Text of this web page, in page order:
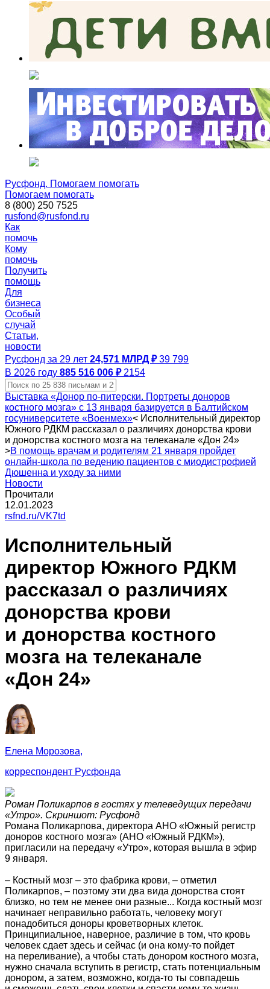
Русфонд. Помогаем помогать
Помогаем помогать
8 (800) 250 7525
rusfond@rusfond.ru
Как
помочь
Кому
помочь
Получить
помощь
Для
бизнеса
Особый
случай
Статьи,
новости
Русфонд за 29 лет 24,571 МЛРД ₽ 39 799
В 2026 году 885 516 006 ₽ 2154
Выставка «Донор по-питерски. Портреты доноров
костного мозга» с 13 января базируется в Балтийском
госуниверситете «Военмех»< Исполнительный директор
Южного РДКМ рассказал о различиях донорства крови
и донорства костного мозга на телеканале «Дон 24»
>В помощь врачам и родителям 21 января пройдет
онлайн-школа по ведению пациентов с миодистрофией
Дюшенна и уходу за ними
Новости
Прочитали
12.01.2023
rsfnd.ru/VK7td
Исполнительный
директор Южного РДКМ
рассказал о различиях
донорства крови
и донорства костного
мозга на телеканале
«Дон 24»
Елена Морозова,
корреспондент Русфонда
Роман Поликарпов в гостях у телеведущих передачи
«Утро». Скриншот: Русфонд
Романа Поликарпова, директора АНО «Южный регистр
доноров костного мозга» (АНО «Южный РДКМ»),
пригласили на передачу «Утро», которая вышла в эфир
9 января.
– Костный мозг – это фабрика крови, – отметил
Поликарпов, – поэтому эти два вида донорства стоят
близко, но тем не менее они разные... Когда костный мозг
начинает неправильно работать, человеку могут
понадобиться доноры кроветворных клеток.
Принципиальное, наверное, различие в том, что кровь
человек сдает здесь и сейчас (и она кому-то пойдет
на переливание), а чтобы стать донором костного мозга,
нужно сначала вступить в регистр, стать потенциальным
донором, а затем, возможно, когда-то ты совпадешь